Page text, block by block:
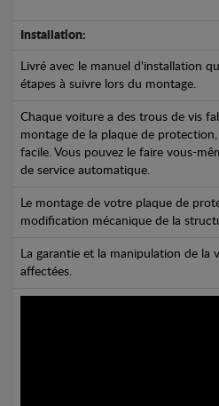
Installation:
Livré avec le manuel d'installation
étapes à suivre lors du montage.
Chaque voiture a des trous de vis
montage de la plaque de
facile. Vous pouvez le faire vous-
de service automatique.
Le montage de votre plaque de
modification mécanique de la
La garantie et la manipulation de la
affectées.